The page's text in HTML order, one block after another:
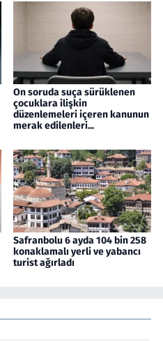
On soruda suça sürüklenen
çocuklara ilişkin
düzenlemeleri içeren kanunun
merak edilenleri...
Safranbolu 6 ayda 104 bin 258
konaklamalı yerli ve yabancı
turist ağırladı